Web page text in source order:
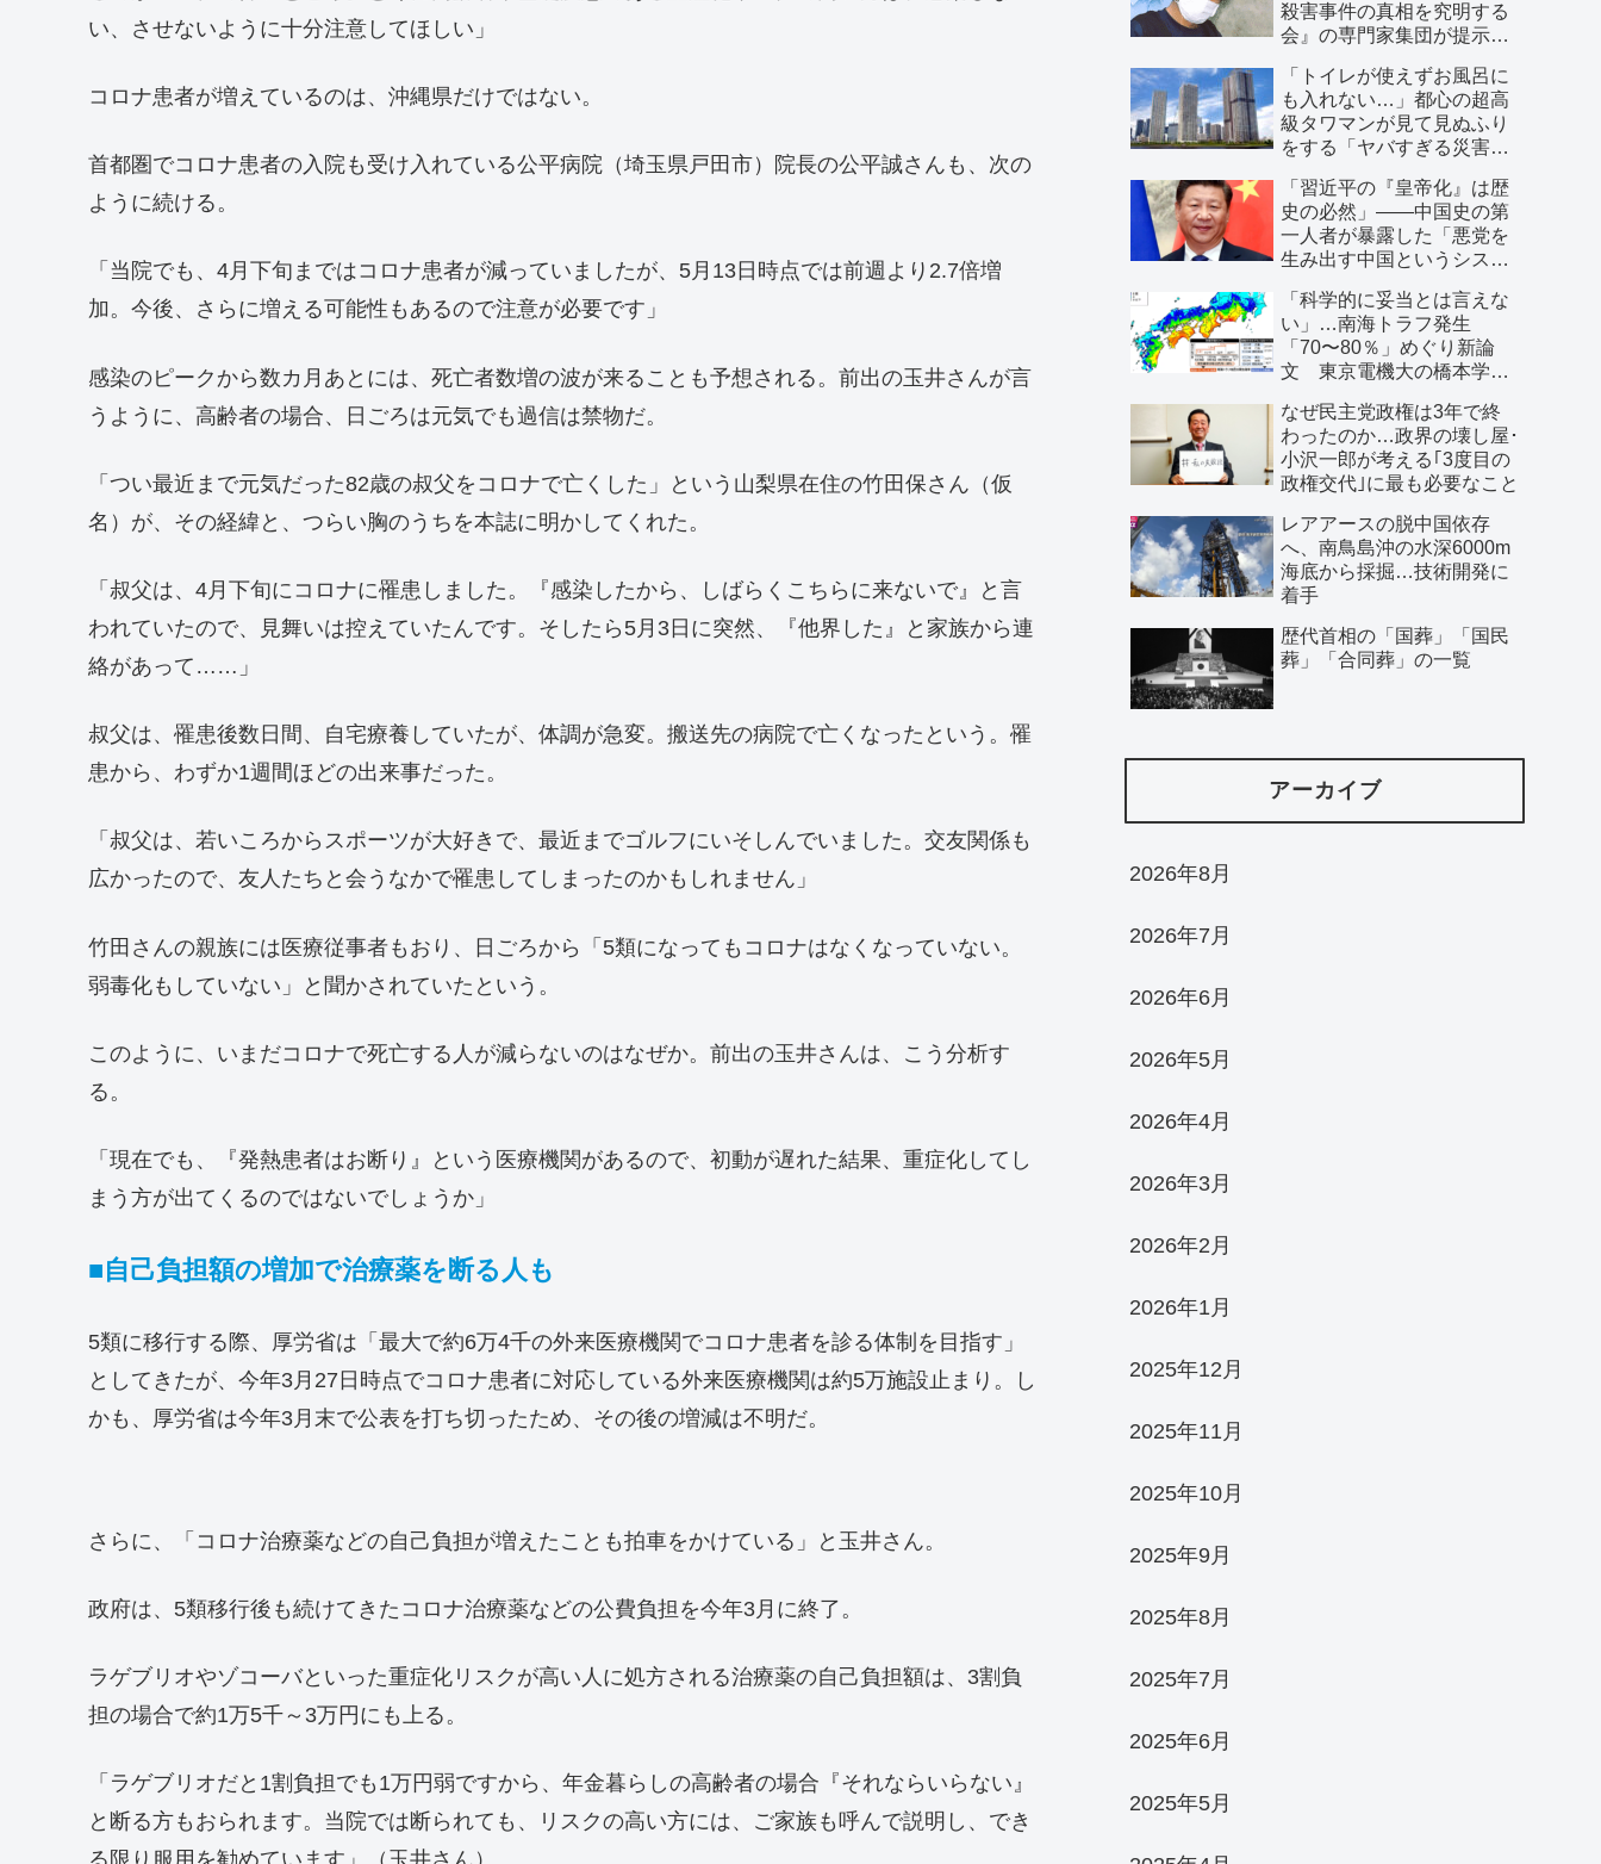
い、させないように十分注意してほしい」
コロナ患者が増えているのは、沖縄県だけではない。
首都圏でコロナ患者の入院も受け入れている公平病院（埼玉県戸田市）院長の公平誠さんも、次の
ように続ける。
「当院でも、4月下旬まではコロナ患者が減っていましたが、5月13日時点では前週より2.7倍増
加。今後、さらに増える可能性もあるので注意が必要です」
感染のピークから数カ月あとには、死亡者数増の波が来ることも予想される。前出の玉井さんが言
うように、高齢者の場合、日ごろは元気でも過信は禁物だ。
「つい最近まで元気だった82歳の叔父をコロナで亡くした」という山梨県在住の竹田保さん（仮
名）が、その経緯と、つらい胸のうちを本誌に明かしてくれた。
「叔父は、4月下旬にコロナに罹患しました。『感染したから、しばらくこちらに来ないで』と言
われていたので、見舞いは控えていたんです。そしたら5月3日に突然、『他界した』と家族から連
絡があって……」
叔父は、罹患後数日間、自宅療養していたが、体調が急変。搬送先の病院で亡くなったという。罹
患から、わずか1週間ほどの出来事だった。
「叔父は、若いころからスポーツが大好きで、最近までゴルフにいそしんでいました。交友関係も
広かったので、友人たちと会うなかで罹患してしまったのかもしれません」
竹田さんの親族には医療従事者もおり、日ごろから「5類になってもコロナはなくなっていない。
弱毒化もしていない」と聞かされていたという。
このように、いまだコロナで死亡する人が減らないのはなぜか。前出の玉井さんは、こう分析す
る。
「現在でも、『発熱患者はお断り』という医療機関があるので、初動が遅れた結果、重症化してし
まう方が出てくるのではないでしょうか」
■自己負担額の増加で治療薬を断る人も
5類に移行する際、厚労省は「最大で約6万4千の外来医療機関でコロナ患者を診る体制を目指す」
としてきたが、今年3月27日時点でコロナ患者に対応している外来医療機関は約5万施設止まり。し
かも、厚労省は今年3月末で公表を打ち切ったため、その後の増減は不明だ。
さらに、「コロナ治療薬などの自己負担が増えたことも拍車をかけている」と玉井さん。
政府は、5類移行後も続けてきたコロナ治療薬などの公費負担を今年3月に終了。
ラゲブリオやゾコーバといった重症化リスクが高い人に処方される治療薬の自己負担額は、3割負
担の場合で約1万5千～3万円にも上る。
「ラゲブリオだと1割負担でも1万円弱ですから、年金暮らしの高齢者の場合『それならいらない』
と断る方もおられます。当院では断られても、リスクの高い方には、ご家族も呼んで説明し、でき
殺害事件の真相を究明する
会』の専門家集団が提示し
「トイレが使えずお風呂に
も入れない…」都心の超高
級タワマンが見て見ぬふり
をする「ヤバすぎる災害リ
「習近平の『皇帝化』は歴
史の必然」――中国史の第
一人者が暴露した「悪党を
生み出す中国というシステ
「科学的に妥当とは言えな
い」…南海トラフ発生
「70〜80％」めぐり新論
文 東京電機大の橋本学特
なぜ民主党政権は3年で終
わったのか…政界の壊し屋･
小沢一郎が考える｢3度目の
政権交代｣に最も必要なこと
レアアースの脱中国依存
へ、南鳥島沖の水深6000m
海底から採掘…技術開発に
着手
歴代首相の「国葬」「国民
葬」「合同葬」の一覧
アーカイブ
2026年8月
2026年7月
2026年6月
2026年5月
2026年4月
2026年3月
2026年2月
2026年1月
2025年12月
2025年11月
2025年10月
2025年9月
2025年8月
2025年7月
2025年6月
2025年5月